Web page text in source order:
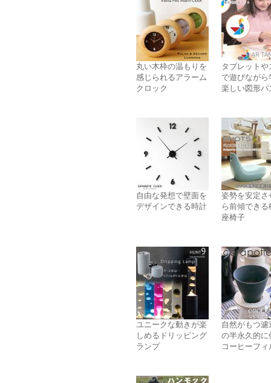
丸い木枠の温もりを
感じられるアラーム
クロック
タブレットや
で遊びながら
楽しい図形パ
自由な発想で壁面を
デザインできる時計
姿勢を安定さ
ら前傾できる
座椅子
ユニークな動きが楽
しめるドリッピング
ランプ
自然がもつ濾
の半永久的に
コーヒーフィ